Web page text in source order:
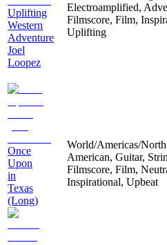
Uplifting
Western
Adventure
Joel
Loopez
Electroamplified,
Filmscore, Film,
Uplifting
Once
Upon
in
Texas
(Long)
World/Americas/
American, Guitar,
Filmscore, Film,
Inspirational, Upbeat